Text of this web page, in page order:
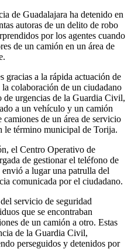
de Guadalajara ha detenido en
autoras de un delito de robo
por los agentes cuando
de un camión en un área de
gracias a la rápida actuación de
colaboración de un ciudadano
de urgencias de la Guardia Civil,
a un vehículo y un camión
de un área de servicio
le término municipal de Torija.
el Centro Operativo de
de gestionar el teléfono de
a lugar una patrulla del
comunicada por el ciudadano.
servicio de seguridad
que se encontraban
de un camión a otro. Estas
de la Guardia Civil,
perseguidos y detenidos por